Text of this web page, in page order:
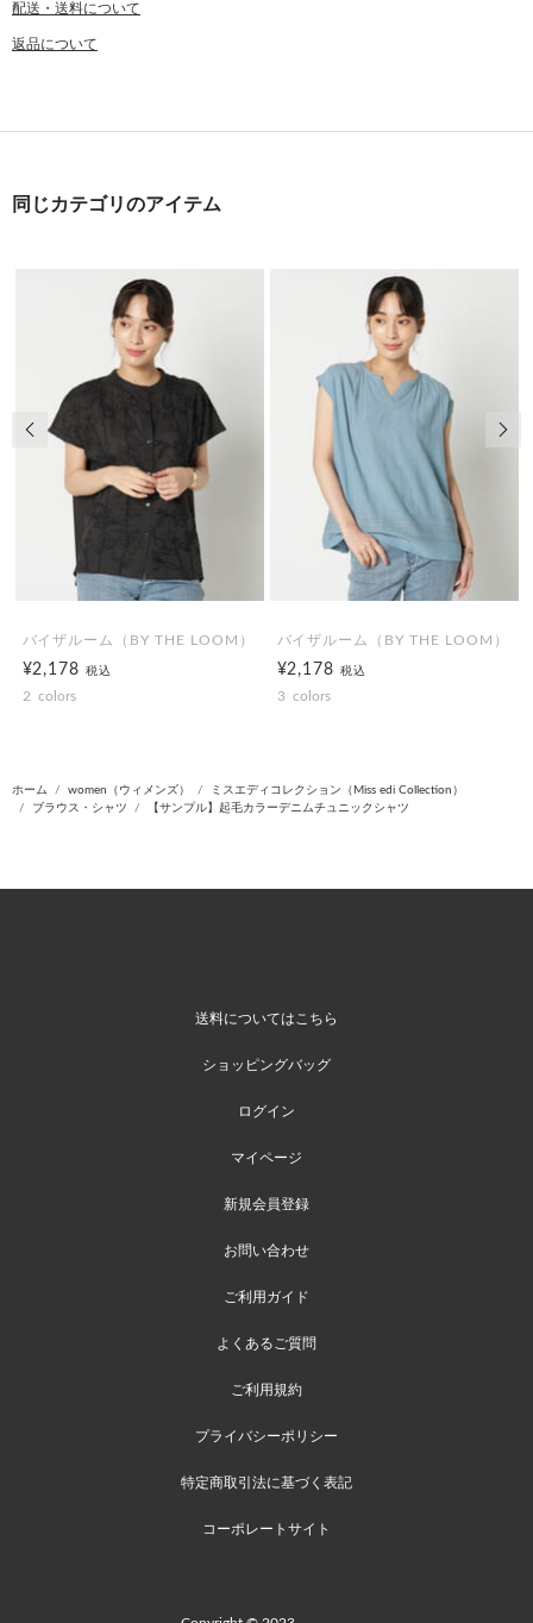
配送・送料について
返品について
同じカテゴリのアイテム
バイザルーム（BY THE LOOM）
¥2,178税込
2 colors
バイザルーム（BY THE LOOM）
¥2,178税込
3 colors
前の画像
ホーム women（ウィメンズ）
ミスエディコレクション（Miss edi Collection）
ブラウス・シャツ
【サンプル】起毛カラーデニムチュニックシャツ
送料についてはこちら
ショッピングバッグ
ログイン
マイページ
新規会員登録
お問い合わせ
ご利用ガイド
よくあるご質問
ご利用規約
プライバシーポリシー
特定商取引法に基づく表記
コーポレートサイト